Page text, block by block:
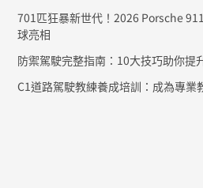
701匹狂暴新世代！2026 Porsche
球亮相
防禦駕駛完整指南：10大技巧助你提
C1道路駕駛教練養成培訓：成為專業